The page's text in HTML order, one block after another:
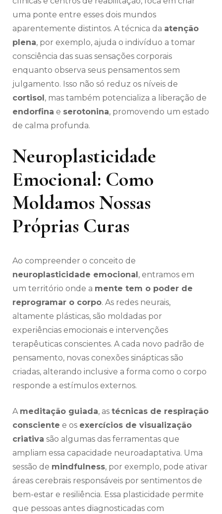
uma ponte entre esses dois mundos
aparentemente distintos. A técnica da atenção
plena, por exemplo, ajuda o indivíduo a tomar
consciência das suas sensações corporais
enquanto observa seus pensamentos sem
julgamento. Isso não só reduz os níveis de
cortisol , mas também potencializa a liberação de
endorfina e serotonina, promovendo um estado
de calma profunda.
Neuroplasticidade
Emocional: Como
Moldamos Nossas
Próprias Curas
Ao compreender o conceito de
neuroplasticidade emocional , entramos em
um território onde a mente tem o poder de
reprogramar o corpo. As redes neurais,
altamente plásticas, são moldadas por
experiências emocionais e intervenções
terapêuticas conscientes. A cada novo padrão de
pensamento, novas conexões sinápticas são
criadas, alterando inclusive a forma como o corpo
responde a estímulos externos.
A meditação guiada, as técnicas de respiração
consciente e os exercícios de visualização
criativa são algumas das ferramentas que
ampliam essa capacidade neuroadaptativa. Uma
sessão de mindfulness, por exemplo, pode ativar
áreas cerebrais responsáveis por sentimentos de
bem-estar e resiliência. Essa plasticidade permite
que pessoas antes diagnosticadas com